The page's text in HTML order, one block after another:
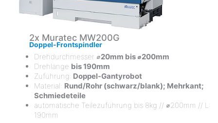
2x Muratec MW200G
Doppel-Frontspindler
Drehdurchmesser ⌀20mm bis ⌀200mm
Drehlänge bis 190mm
Zuführung: Doppel-Gantyrobot
Material: Rund/Rohr (schwarz/blank); Mehrkant;
Schmiedeteile
automatische Teilezuführung bis 8kg // ⌀200mm // L:
190mm